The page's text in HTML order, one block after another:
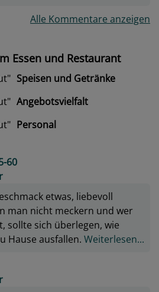
Alle Kommentare anzeigen
Essen und Restaurant
Speisen und Getränke
Angebotsvielfalt
Personal
60
etwas, liebevoll
man nicht meckern und wer
sollte sich überlegen, wie
Hause ausfallen. Weiterlesen...